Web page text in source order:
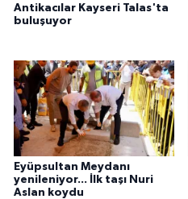
Antikacılar Kayseri Talas'ta
buluşuyor
Eyüpsultan Meydanı
yenileniyor... İlk taşı Nuri
Aslan koydu